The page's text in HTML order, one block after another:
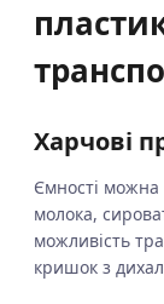
Харчові
Ємності можна
молока,
можливість
кришок з